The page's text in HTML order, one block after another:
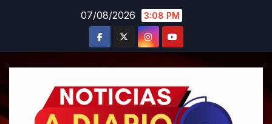
07/08/2026 3:08 PM